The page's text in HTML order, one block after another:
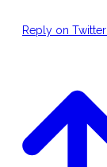
Reply on